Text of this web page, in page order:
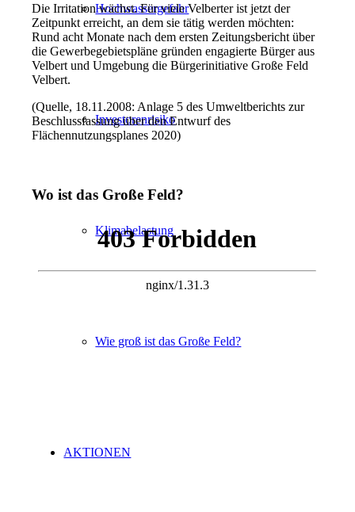
Hochwassergefahr
Investorenrisiko
Klimabelastung
Wie groß ist das Große Feld?
AKTIONEN
Die Irritation wächst. Für viele Velberter ist jetzt der
Zeitpunkt erreicht, an dem sie tätig werden möchten:
Rund acht Monate nach dem ersten Zeitungsbericht über
die Gewerbegebietspläne gründen engagierte Bürger aus
Velbert und Umgebung die Bürgerinitiative Große Feld
Velbert.
(Quelle, 18.11.2008: Anlage 5 des Umweltberichts zur
Beschlussfassung über den Entwurf des
Flächennutzungsplanes 2020)
Wo ist das Große Feld?